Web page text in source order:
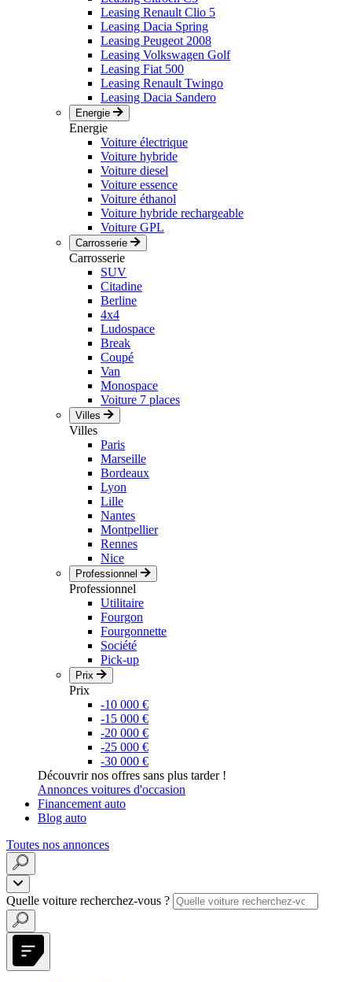
Leasing Renault Clio 5
Leasing Dacia Spring
Leasing Peugeot 2008
Leasing Volkswagen Golf
Leasing Fiat 500
Leasing Renault Twingo
Leasing Dacia Sandero
Energie
Energie
Voiture électrique
Voiture hybride
Voiture diesel
Voiture essence
Voiture éthanol
Voiture hybride rechargeable
Voiture GPL
Carrosserie
Carrosserie
SUV
Citadine
Berline
4x4
Ludospace
Break
Coupé
Van
Monospace
Voiture 7 places
Villes
Villes
Paris
Marseille
Bordeaux
Lyon
Lille
Nantes
Montpellier
Rennes
Nice
Professionnel
Professionnel
Utilitaire
Fourgon
Fourgonnette
Société
Pick-up
Prix
Prix
-10 000 €
-15 000 €
-20 000 €
-25 000 €
-30 000 €
Découvrir nos offres sans plus tarder !
Annonces voitures d'occasion
Financement auto
Blog auto
Toutes nos annonces
Quelle voiture recherchez-vous ?